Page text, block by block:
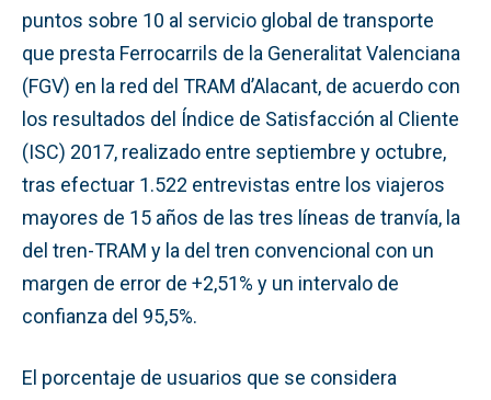
puntos sobre 10 al servicio global de transporte
que presta Ferrocarrils de la Generalitat Valenciana
(FGV) en la red del TRAM d’Alacant, de acuerdo con
los resultados del Índice de Satisfacción al Cliente
(ISC) 2017, realizado entre septiembre y octubre,
tras efectuar 1.522 entrevistas entre los viajeros
mayores de 15 años de las tres líneas de tranvía, la
del tren-TRAM y la del tren convencional con un
margen de error de +2,51% y un intervalo de
confianza del 95,5%.
El porcentaje de usuarios que se considera